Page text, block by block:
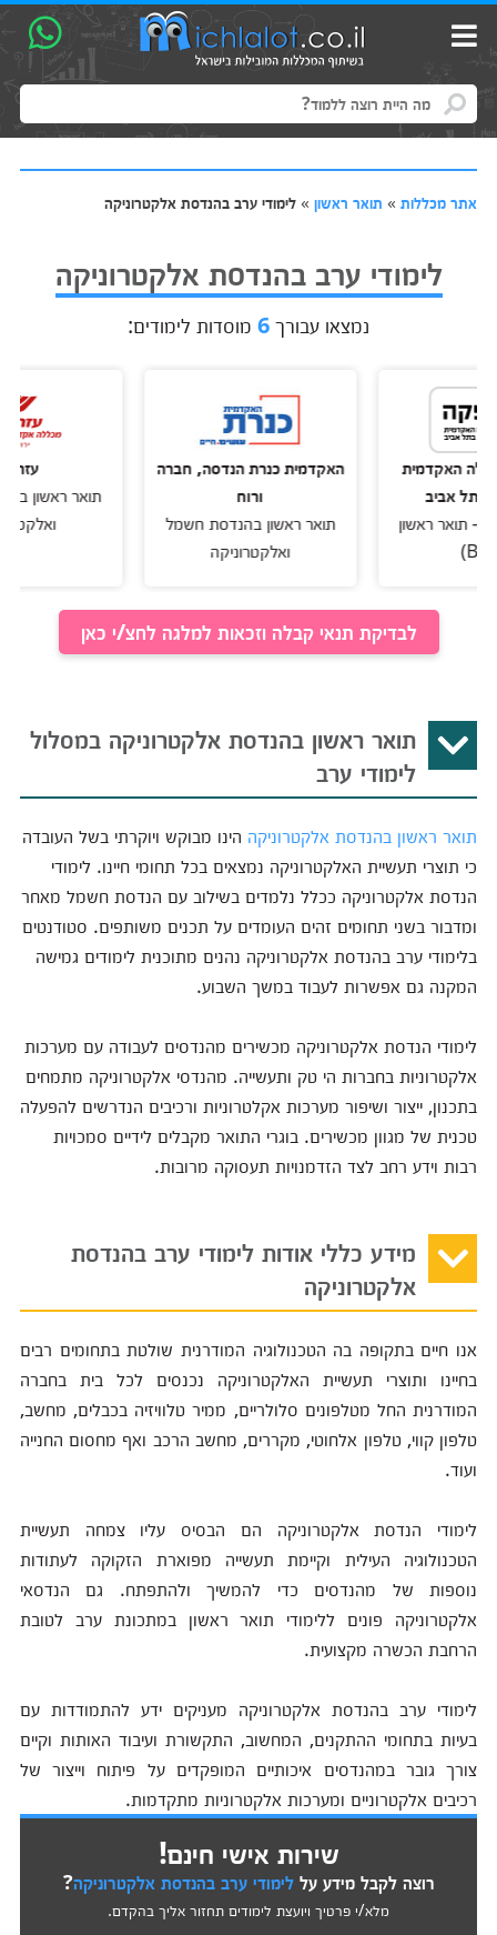
אתר מכללות» תואר ראשון» לימודי ערב בהנדסת אלקטרוניקה
לימודי ערב בהנדסת אלקטרוניקה
נמצאו עבורך6 מוסדות לימודים:
ראשון
האקדמית כנרת הנדסה, חברה
תואר ראשון בהנדסת חשמל
ואלקטרוניקה
עזריאלי
תואר ראשון
ואלקטרוניקה
לבדיקת תנאי קבלה וזכאות למלגה לחצ/י כאן
תואר ראשון בהנדסת אלקטרוניקה במסלול
לימודי ערב
תואר ראשון בהנדסת אלקטרוניקה הינו מבוקש ויוקרתי בשל העובדה
כי תוצרי תעשיית האלקטרוניקה נמצאים בכל תחומי חיינו. לימודי
הנדסת אלקטרוניקה ככלל נלמדים בשילוב עם הנדסת חשמל מאחר
ומדבור בשני תחומים זהים העומדים על תכנים משותפים. סטודנטים
בלימודי ערב בהנדסת אלקטרוניקה נהנים מתוכנית לימודים גמישה
המקנה גם אפשרות לעבוד במשך השבוע.
לימודי הנדסת אלקטרוניקה מכשירים מהנדסים לעבודה עם מערכות
אלקטרוניות בחברות הי טק ותעשייה. מהנדסי אלקטרוניקה מתמחים
בתכנון, ייצור ושיפור מערכות אקלטרוניות ורכיבים הנדרשים להפעלה
טכנית של מגוון מכשירים. בוגרי התואר מקבלים לידיים סמכויות
רבות וידע רחב לצד הזדמנויות תעסוקה מרובות.
מידע כללי אודות לימודי ערב בהנדסת
אלקטרוניקה
אנו חיים בתקופה בה הטכנולוגיה המודרנית שולטת בתחומים רבים
בחיינו ותוצרי תעשיית האלקטרוניקה נכנסים לכל בית בחברה
המודרנית החל מטלפונים סלולריים, ממיר טלוויזיה בכבלים, מחשב,
טלפון קווי, טלפון אלחוטי, מקררים, מחשב הרכב ואף מחסום החנייה
ועוד.
לימודי הנדסת אלקטרוניקה הם הבסיס עליו צמחה תעשיית
הטכנולוגיה העילית וקיימת תעשייה מפוארת הזקוקה לעתודות
נוספות של מהנדסים כדי להמשיך ולהתפתח. גם הנדסאי
אלקטרוניקה פונים ללימודי תואר ראשון במתכונת ערב לטובת
הרחבת הכשרה מקצועית.
לימודי ערב בהנדסת אלקטרוניקה מעניקים ידע להתמודדות עם
בעיות בתחומי ההתקנים, המחשוב, התקשורת ועיבוד האותות וקיים
צורך גובר במהנדסים איכותיים המופקדים על פיתוח וייצור של
רכיבים אלקטרוניים ומערכות אלקטרוניות מתקדמות.
שירות אישי חינם!
רוצה לקבל מידע עללימודי ערב בהנדסת אלקטרוניקה?
מלא/י פרטיך ויועצת לימודים תחזור אליך בהקדם.